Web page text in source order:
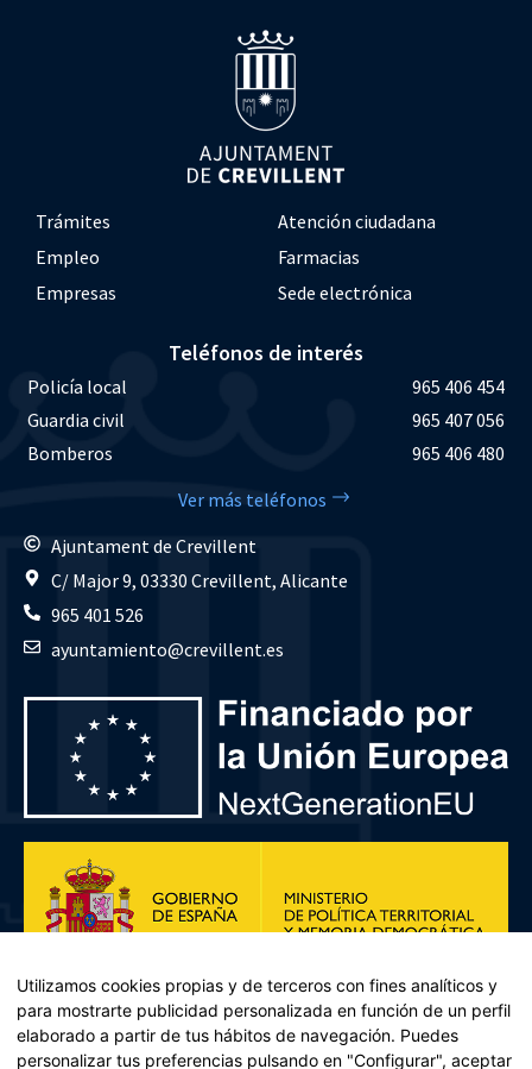
Trámites
Atención ciudadana
Empleo
Farmacias
Empresas
Sede electrónica
Teléfonos de interés
Policía local
965 406 454
Guardia civil
965 407 056
Bomberos
965 406 480
Ver más teléfonos
Ajuntament de Crevillent
C/ Major 9, 03330 Crevillent, Alicante
965 401 526
ayuntamiento@crevillent.es
Utilizamos cookies propias y de terceros con fines analíticos y
para mostrarte publicidad personalizada en función de un perfil
elaborado a partir de tus hábitos de navegación. Puedes
personalizar tus preferencias pulsando en "Configurar", aceptar